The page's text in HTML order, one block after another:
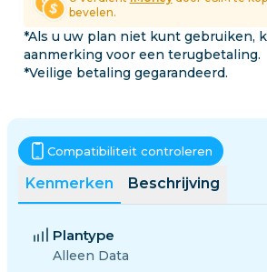
bevelen.
*Als u uw plan niet kunt gebruiken,
aanmerking voor een terugbetaling.
*Veilige betaling gegarandeerd.
Kenmerken Beschrijving
Compatibiliteit controleren
Plantype
Alleen Data